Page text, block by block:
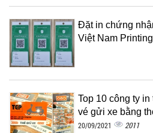
Đặt in chứng
Việt Nam Printing
Top 10 công ty
vé gửi xe bằng
20/09/2021 2011